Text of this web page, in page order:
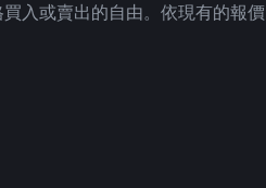
入或賣出的自由。依現有的報價